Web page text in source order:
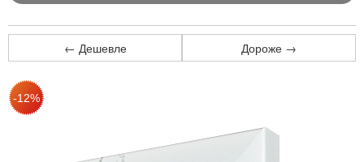
← Дешевле Дороже →